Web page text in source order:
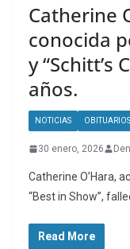
Catherine
conocida
y “Schitt’s
años.
NOTICIAS OBITUARIOS
30 enero, 2026
Catherine O’Hara,
“Best in Show”,
Read More